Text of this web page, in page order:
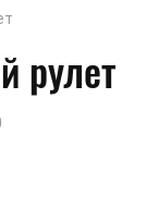
рулет